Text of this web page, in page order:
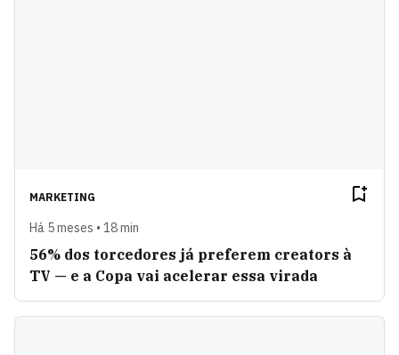
MARKETING
Há 5 meses • 18 min
56% dos torcedores já preferem creators à
TV — e a Copa vai acelerar essa virada